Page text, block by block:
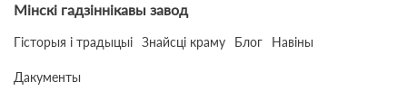
Мінскі гадзіннікавы завод
Гісторыя і традыцыі Знайсці краму Блог Навіны
Дакументы